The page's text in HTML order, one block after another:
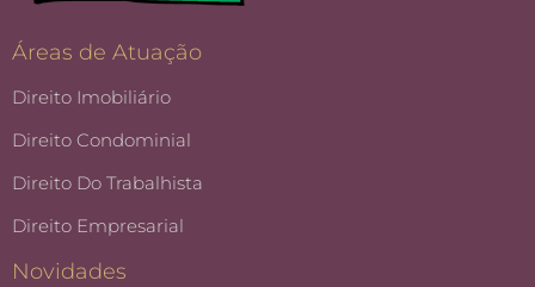
Áreas de Atuação
Direito Imobiliário
Direito Condominial
Direito Do Trabalhista
Direito Empresarial
Novidades